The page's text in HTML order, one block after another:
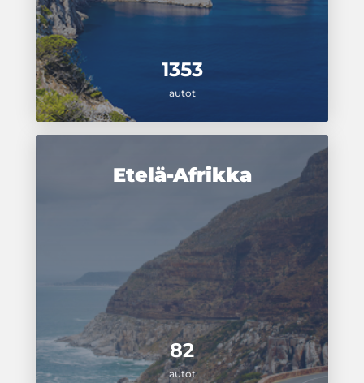
1353
autot
82
autot
Etelä-Afrikka